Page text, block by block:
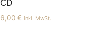
CD
6,00 € inkl. MwSt.